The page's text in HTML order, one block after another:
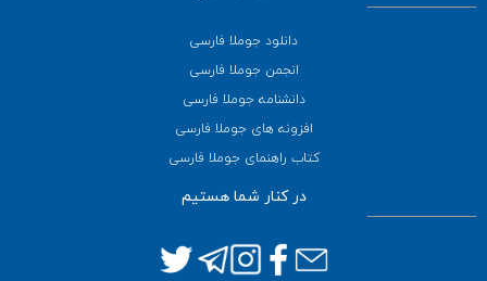
دانلود جوملا فارسی
انجمن جوملا فارسی
دانشنامه جوملا فارسی
افزونه های جوملا فارسی
کتاب راهنمای جوملا فارسی
در کنار شما هستیم